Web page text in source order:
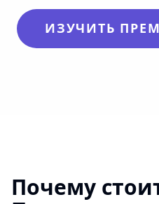
ИЗУЧИТЬ
Почему